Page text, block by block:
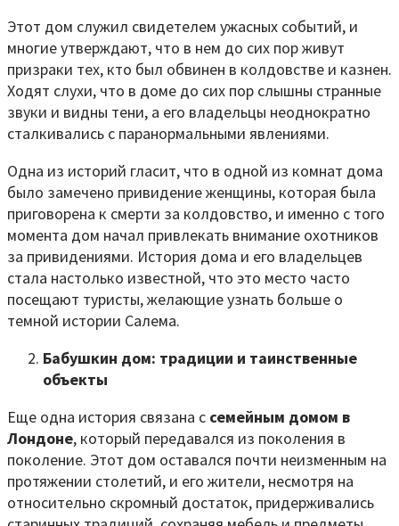
Этот дом служил свидетелем ужасных событий, и
многие утверждают, что в нем до сих пор живут
призраки тех, кто был обвинен в колдовстве и казнен.
Ходят слухи, что в доме до сих пор слышны странные
звуки и видны тени, а его владельцы неоднократно
сталкивались с паранормальными явлениями.
Одна из историй гласит, что в одной из комнат дома
было замечено привидение женщины, которая была
приговорена к смерти за колдовство, и именно с того
момента дом начал привлекать внимание охотников
за привидениями. История дома и его владельцев
стала настолько известной, что это место часто
посещают туристы, желающие узнать больше о
темной истории Салема.
Бабушкин дом: традиции и таинственные
объекты
Еще одна история связана с семейным домом в
Лондоне, который передавался из поколения в
поколение. Этот дом оставался почти неизменным на
протяжении столетий, и его жители, несмотря на
относительно скромный достаток, придерживались